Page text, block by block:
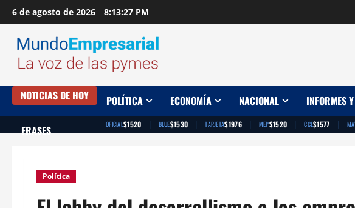
Saltar
al
contenido
6 de agosto de 2026 8:13:28 PM
NOTICIAS DE HOY POLÍTICA ECONOMÍA NACIONAL INFORMES
FRASES OFICIAL$1520 | BLUE$1530 | TARJETA$1976 | MEP$1520 | CCL$1577 |
Política